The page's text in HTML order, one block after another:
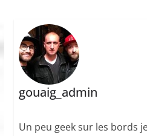
gouaig_admin
Un peu geek sur les bords